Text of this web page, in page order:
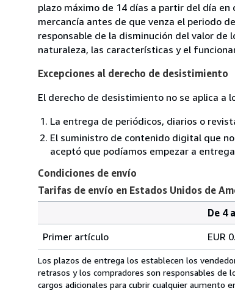
plazo máximo de 14 días a partir del día
mercancía antes de que venza el periodo
responsable de la disminución del valor
naturaleza, las características y el
Excepciones al derecho de desistimiento
El derecho de desistimiento no se aplica a
La entrega de periódicos, diarios o
El suministro de contenido digital que
aceptó que podíamos empezar a
Condiciones de envío
Tarifas de envío en Estados Unidos de
de
envío
en
Estados
pedido
De 4
Primer artículo
EUR
Los plazos de entrega los establecen los
retrasos y los compradores son responsables de
cargos adicionales para cubrir cualquier aumento